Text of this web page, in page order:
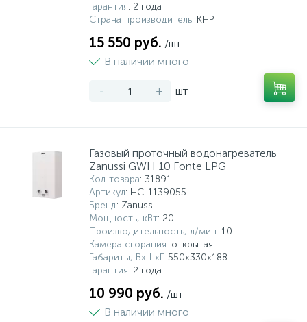
Гарантия: 2 года
Страна производитель: КНР
15 550 руб. /шт
В наличии много
- + шт
Газовый проточный водонагреватель
Zanussi GWH 10 Fonte LPG
Код товара: 31891
Артикул: НС-1139055
Бренд: Zanussi
Мощность, кВт: 20
Производительность, л/мин: 10
Камера сгорания: открытая
Габариты, ВхШхГ: 550х330х188
Гарантия: 2 года
10 990 руб. /шт
В наличии много